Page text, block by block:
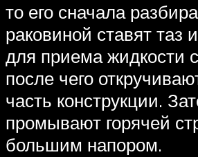
то его сначала
раковиной ставят таз
для приема жидкости
после чего
часть конструкции.
промывают горячей
большим напором.